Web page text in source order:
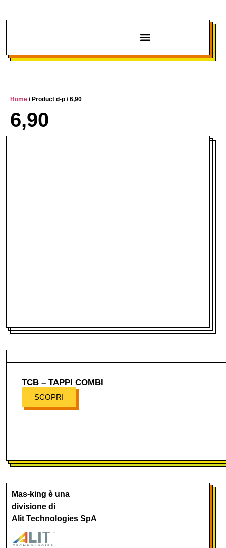
Home / Product d-p / 6,90
6,90
TCB – TAPPI COMBI
SCOPRI
Mas-king è una
divisione di
Alit Technologies SpA